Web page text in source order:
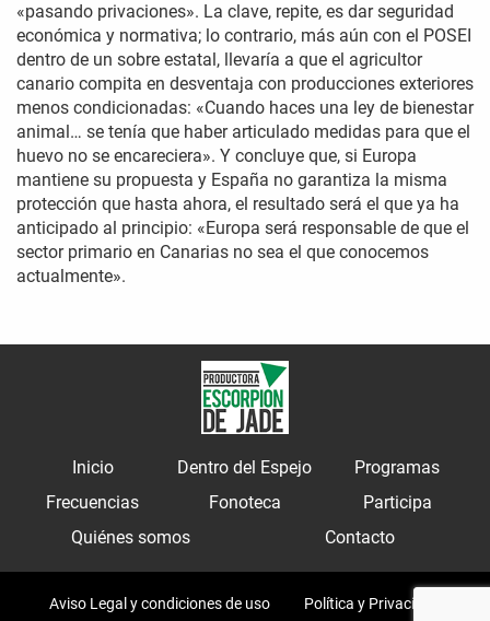
«pasando privaciones». La clave, repite, es dar seguridad
económica y normativa; lo contrario, más aún con el POSEI
dentro de un sobre estatal, llevaría a que el agricultor
canario compita en desventaja con producciones exteriores
menos condicionadas: «Cuando haces una ley de bienestar
animal… se tenía que haber articulado medidas para que el
huevo no se encareciera». Y concluye que, si Europa
mantiene su propuesta y España no garantiza la misma
protección que hasta ahora, el resultado será el que ya ha
anticipado al principio: «Europa será responsable de que el
sector primario en Canarias no sea el que conocemos
actualmente».
Inicio Dentro del Espejo
Programas
Frecuencias
Fonoteca
Participa
Quiénes somos
Contacto
Aviso Legal y condiciones de uso Política y Privacidad